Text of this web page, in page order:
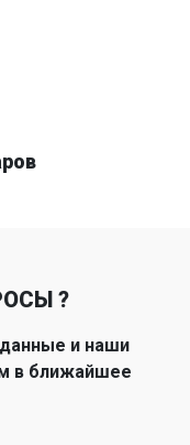
?
и наши
в ближайшее